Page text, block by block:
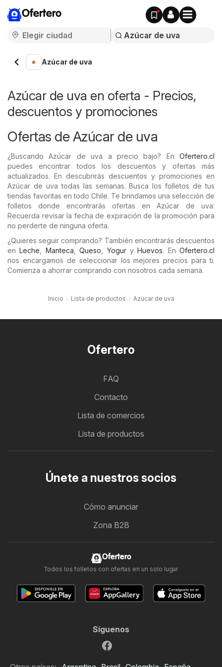
Ofertero
Azúcar de uva
Azúcar de uva en oferta - Precios,
descuentos y promociones
Ofertas de Azúcar de uva
¿Buscando Azúcar de uva a precio bajo? En Ofertero.cl
puedes encontrar todos los descuentos y ofertas más
actualizados. En descubrirás descuentos y promociones en
Azúcar de uva todas las semanas. Busca los folletos de tus
tiendas favoritas en todo Chile. Te brindamos una selección de
folletos donde encontrarás ofertas en Azúcar de uva:
Recuerda revisar la fecha de expiración de la promoción para
no perderte de ninguna oferta.
¿Quieres seguir comprando? También encontrarás descuentos
enLeche Manteca ,Queso YoguryHuevos. En Ofertero.cl
nos encargamos de seleccionar los mejores precios para ti.
Comienza a ahorrar comprando con nosotros cada semana.
Inicio Lista de productos Azúcar de uva
Ofertero
FAQ
Contacto
Lista de comercios
Lista de productos
Únete a nuestros socios
Cómo anunciar
Zona B2B
Ofertero
Todos los folletos con ofertas en un solo lugar
Síguenos